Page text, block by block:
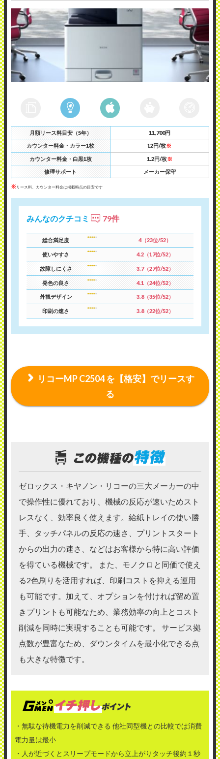
月額リース料目安（5年） 11,700円
カウンター料金・カラー1枚 12円/枚※
カウンター料金・白黒1枚 1.2円/枚※
修理サポート メーカー保守
※ リース料、カウンター料金は掲載時点の目安です
みんなのクチコミ 79件
総合満足度 4（23位/52）
使いやすさ 4.2（17位/52）
故障しにくさ 3.7（27位/52）
発色の良さ 4.1（24位/52）
外観デザイン 3.8（35位/52）
印刷の速さ 3.8（22位/52）
リコーMP C2504 を【格安】でリースす
る
ゼロックス・キヤノン・リコーの三大メーカーの中
で操作性に優れており、機械の反応が速いためスト
レスなく、効率良く使えます。給紙トレイの使い勝
手、タッチパネルの反応の速さ、プリントスタート
からの出力の速さ、などはお客様から特に高い評価
を得ている機械です。 また、モノクロと同価で使え
る2色刷りを活用すれば、印刷コストを抑える運用
も可能です。加えて、オプションを付ければ留め置
きプリントも可能なため、業務効率の向上とコスト
削減を同時に実現することも可能です。 サービス拠
点数が豊富なため、ダウンタイムを最小化できる点
も大きな特徴です。
・無駄な待機電力を削減できる 他社同型機との比較では消費
電力量は最小
・人が近づくとスリープモードから立上がりタッチ後約１秒